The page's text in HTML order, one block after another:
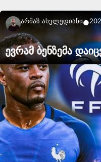
Არმაზ Ახვლედიანი●
ევრამ ბენზემა